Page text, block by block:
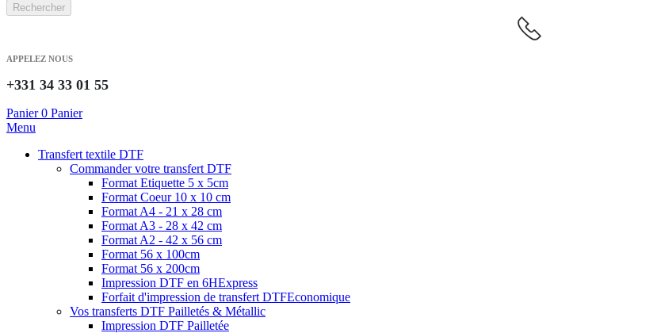
Rechercher
APPELEZ NOUS
+331 34 33 01 55
Panier 0 Panier
Menu
Transfert textile DTF
Commander votre transfert DTF
Format Etiquette 5 x 5cm
Format Coeur 10 x 10 cm
Format A4 - 21 x 28 cm
Format A3 - 28 x 42 cm
Format A2 - 42 x 56 cm
Format 56 x 100cm
Format 56 x 200cm
Impression DTF en 6HExpress
Forfait d'impression de transfert DTFEconomique
Vos transferts DTF Pailletés & Métallic
Impression DTF Pailletée